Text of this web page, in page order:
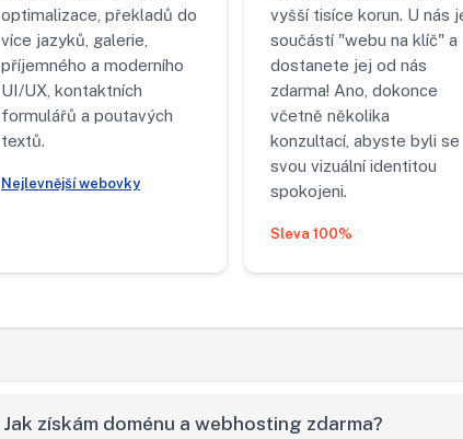
optimalizace, překladů do
více jazyků, galerie,
příjemného a moderního
UI/UX, kontaktních
formulářů a poutavých
textů.
Nejlevnější webovky
vyšší tisíce korun. U nás
součástí "webu na klíč" a
dostanete jej od nás
zdarma! Ano, dokonce
včetně několika
konzultací, abyste byli se
svou vizuální identitou
spokojeni.
Sleva 100%
Jak získám doménu a webhosting zdarma?